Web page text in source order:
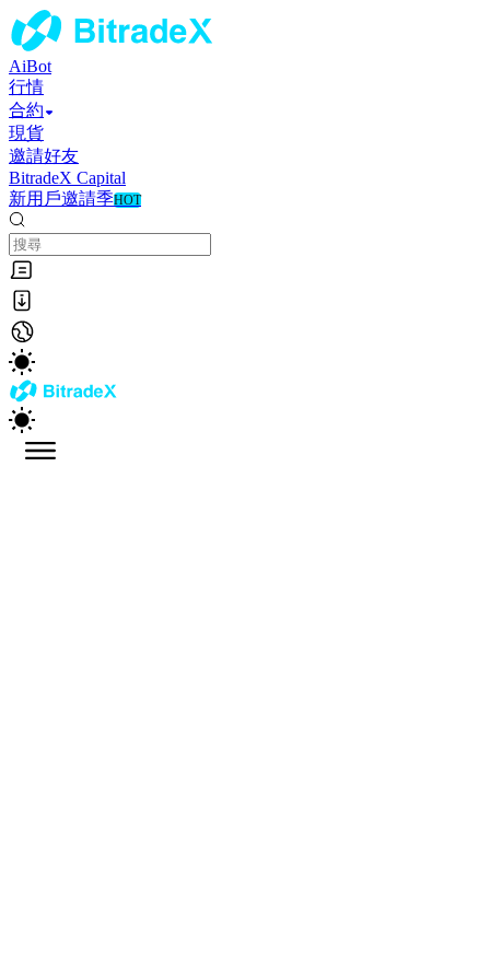
AiBot
行情
合約
現貨
邀請好友
BitradeX Capital
新用戶邀請季HOT